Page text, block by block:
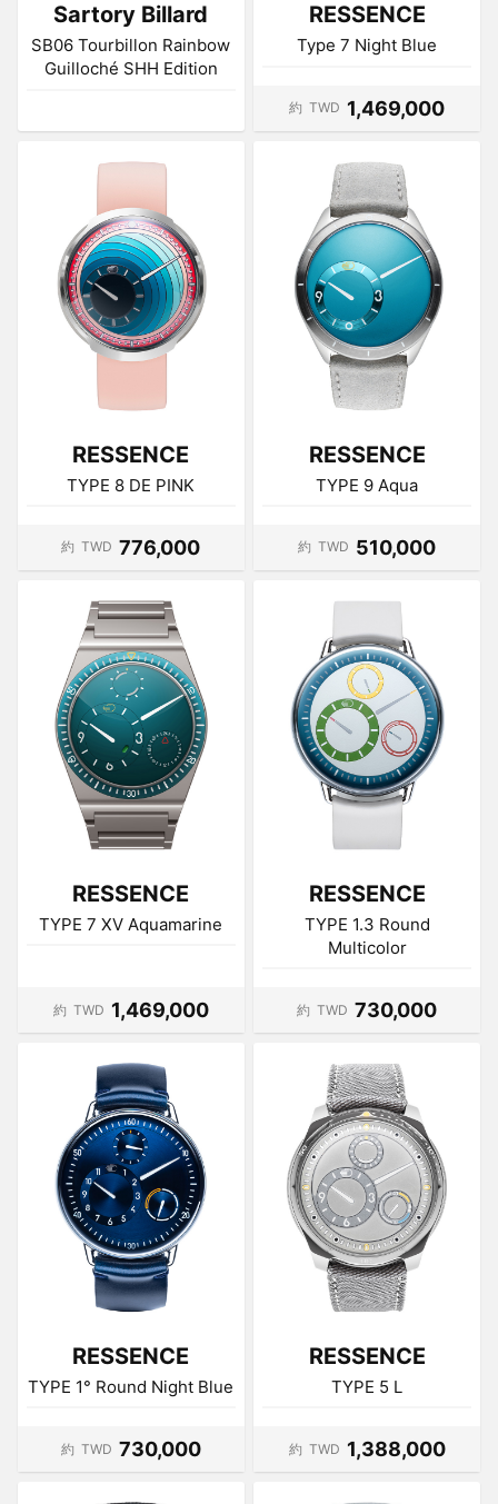
Sartory Billard
SB06 Tourbillon Rainbow
Guilloché SHH Edition
RESSENCE
Type 7 Night Blue
約 TWD 1,469,000
RESSENCE
TYPE 8 DE PINK
約 TWD 776,000
RESSENCE
TYPE 9 Aqua
約 TWD 510,000
RESSENCE
TYPE 7 XV Aquamarine
約 TWD 1,469,000
RESSENCE
TYPE 1.3 Round
Multicolor
約 TWD 730,000
RESSENCE
TYPE 1° Round Night Blue
約 TWD 730,000
RESSENCE
TYPE 5 L
約 TWD 1,388,000